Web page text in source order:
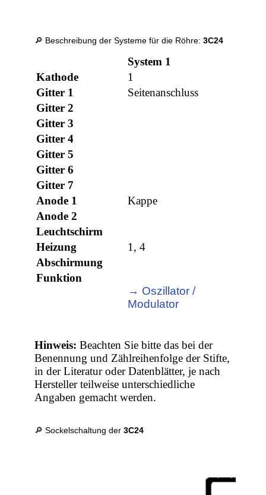
🔎 Beschreibung der Systeme für die Röhre:3C24
System 1
Kathode
1
Gitter 1
Seitenanschluss
Gitter 2
Gitter 3
Gitter 4
Gitter 5
Gitter 6
Gitter 7
Anode 1
Kappe
Anode 2
Leuchtschirm
Heizung
1, 4
Abschirmung
Funktion
→ Oszillator /
Modulator
Hinweis: Beachten Sie bitte das bei der
Benennung und Zählreihenfolge der Stifte,
in der Literatur oder Datenblätter, je nach
Hersteller teilweise unterschiedliche
Angaben gemacht werden.
🔎 Sockelschaltung der3C24